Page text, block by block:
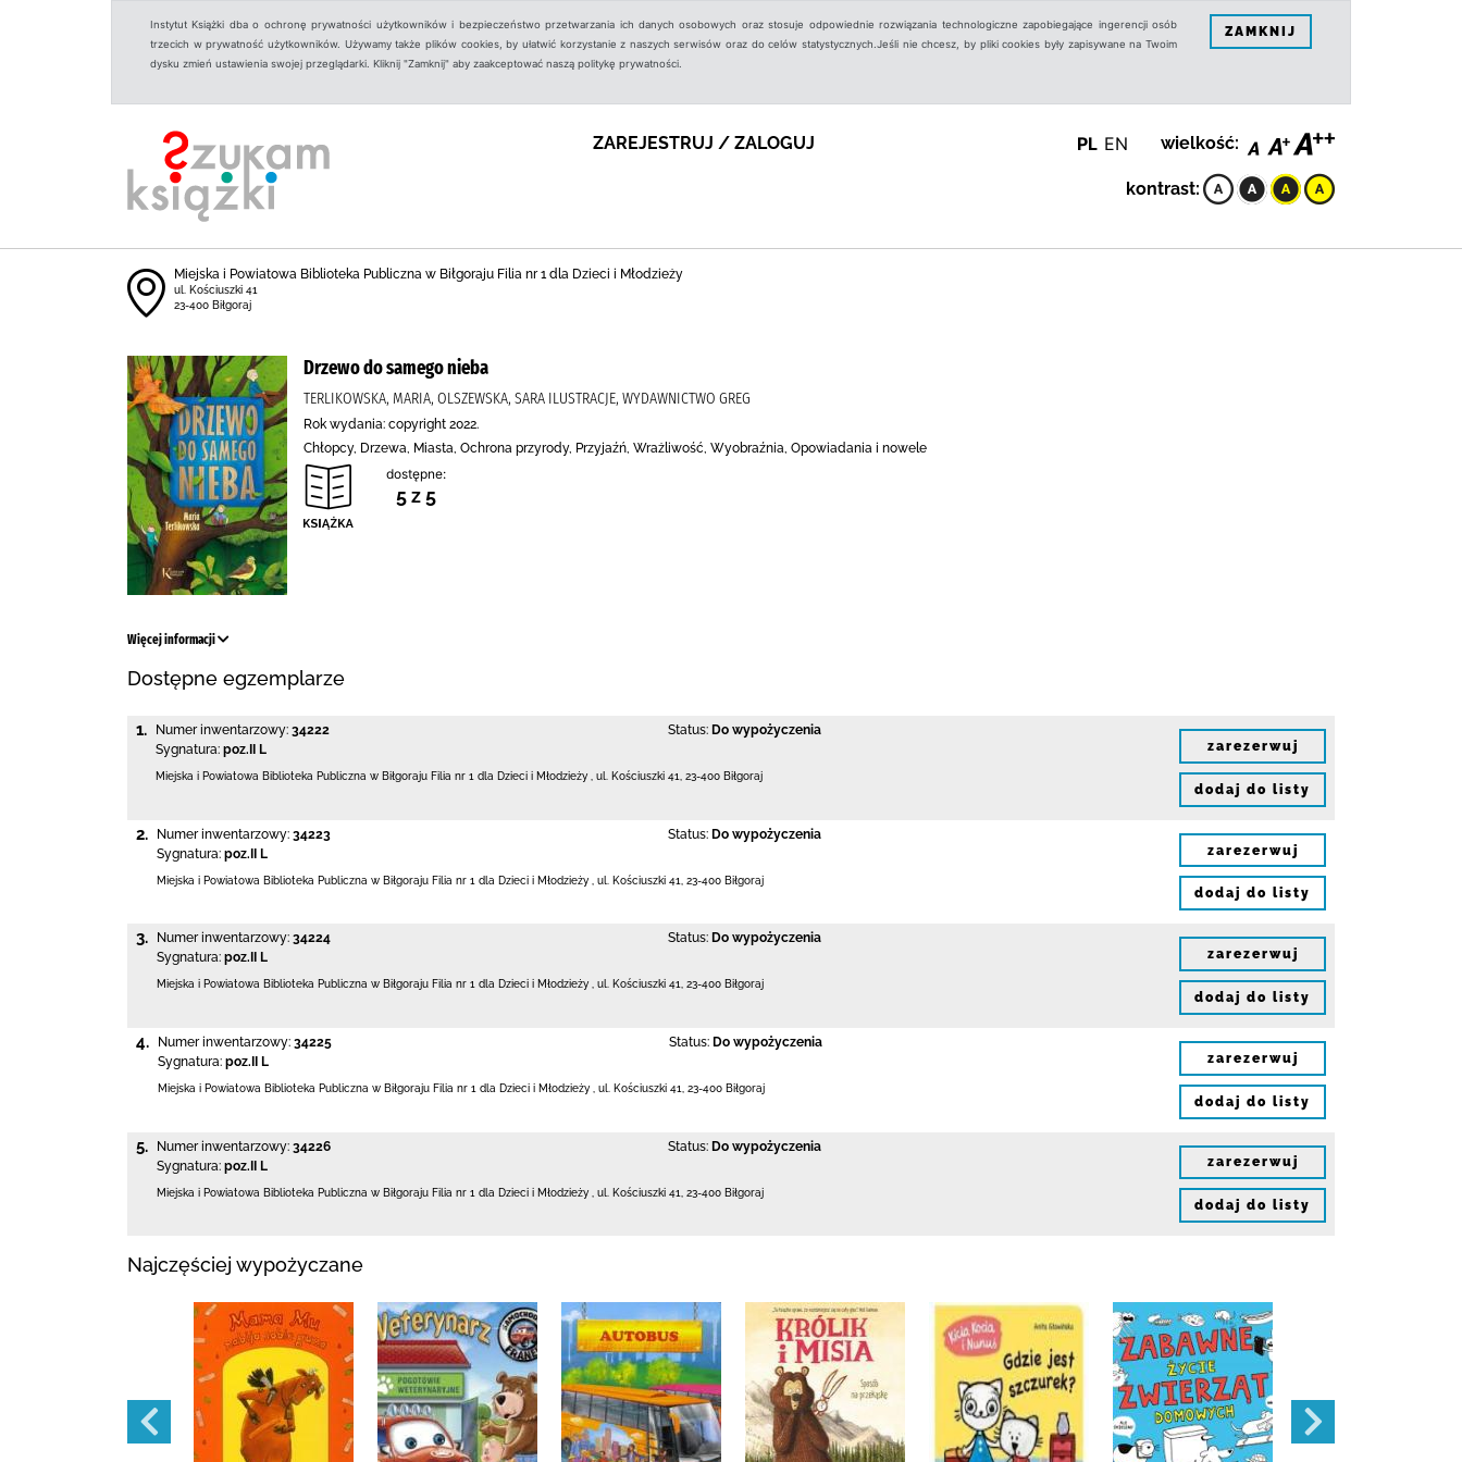
Instytut Książki dba o ochronę prywatności użytkowników i bezpieczeństwo przetwarzania ich danych osobowych oraz stosuje odpowiednie rozwiązania technologiczne zapobiegające ingerencji osób
trzecich w prywatność użytkowników. Używamy także plików cookies, by ułatwić korzystanie z naszych serwisów oraz do celów statystycznych.Jeśli nie chcesz, by pliki cookies były zapisywane na Twoim
dysku zmień ustawienia swojej przeglądarki. Kliknij "Zamknij" aby zaakceptować naszą politykę prywatności.
ZAMKNIJ
ZAREJESTRUJ / ZALOGUJ PL EN wielkość:
kontrast:
Miejska i Powiatowa Biblioteka Publiczna w Biłgoraju Filia nr 1 dla Dzieci i Młodzieży
ul. Kościuszki 41
23-400 Biłgoraj
Drzewo do samego nieba
TERLIKOWSKA, MARIA, OLSZEWSKA, SARA ILUSTRACJE, WYDAWNICTWO GREG
Rok wydania: copyright 2022.
Chłopcy, Drzewa, Miasta, Ochrona przyrody, Przyjaźń, Wrażliwość, Wyobraźnia, Opowiadania i nowele
dostępne:
5 z 5
Więcej informacji
Dostępne egzemplarze
1. Numer inwentarzowy: 34222
Sygnatura: poz.II L
Status: Do wypożyczenia
Miejska i Powiatowa Biblioteka Publiczna w Biłgoraju Filia nr 1 dla Dzieci i Młodzieży ul. Kościuszki 41 23-400 Biłgoraj
zarezerwuj
dodaj do listy
2. Numer inwentarzowy: 34223
Sygnatura: poz.II L
Status: Do wypożyczenia
Miejska i Powiatowa Biblioteka Publiczna w Biłgoraju Filia nr 1 dla Dzieci i Młodzieży, ul. Kościuszki 41 23-400 Biłgoraj
zarezerwuj
dodaj do listy
3. Numer inwentarzowy: 34224
Sygnatura: poz.II L
Status: Do wypożyczenia
Miejska i Powiatowa Biblioteka Publiczna w Biłgoraju Filia nr 1 dla Dzieci i Młodzieży , ul. Kościuszki 41, 23-400 Biłgoraj
zarezerwuj
dodaj do listy
4. Numer inwentarzowy: 34225
Sygnatura: poz.II L
Status: Do wypożyczenia
Miejska i Powiatowa Biblioteka Publiczna w Biłgoraju Filia nr 1 dla Dzieci i Młodzieży, ul. Kościuszki 41 23-400 Biłgoraj
zarezerwuj
dodaj do listy
5. Numer inwentarzowy: 34226
Sygnatura: poz.II L
Status: Do wypożyczenia
Miejska i Powiatowa Biblioteka Publiczna w Biłgoraju Filia nr 1 dla Dzieci i Młodzieży ul. Kościuszki 41 23-400 Biłgoraj
zarezerwuj
dodaj do listy
Najczęściej wypożyczane